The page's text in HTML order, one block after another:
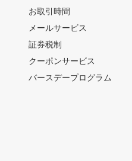
お取引時間
メールサービス
証券税制
クーポンサービス
バースデープログラム